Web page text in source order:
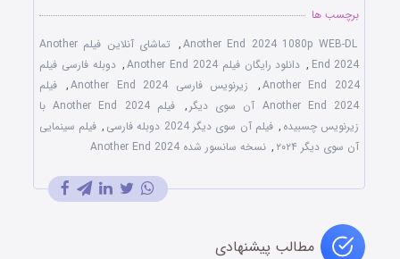
برچسب ها
Another End 2024 1080p WEB-DL
,
تماشای آنلاین فیلم Another
End 2024
, دانلود رایگان فیلم Another End 2024 , دوبله فارسی فیلم
Another End 2024
, زیرنویس فارسی Another End 2024 , فیلم
Another End 2024 آن سوی دیگر
,
فیلم Another End 2024 با
زیرنویس چسبیده , فیلم آن سوی دیگر 2024 دوبله فارسی , فیلم سینمایی
آن سوی دیگر ۲۰۲۴
, نسخه سانسور شده Another End 2024
مطالب پیشنهادی